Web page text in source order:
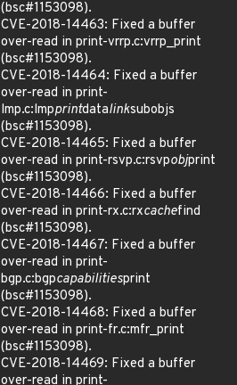
(bsc#1153098).
CVE-2018-14463: Fixed a buffer
over-read in print-vrrp.c:vrrp_print
(bsc#1153098).
CVE-2018-14464: Fixed a buffer
over-read in print-
lmp.c:lmpprintdatalinksubobjs
(bsc#1153098).
CVE-2018-14465: Fixed a buffer
over-read in print-rsvp.c:rsvpobjprint
(bsc#1153098).
CVE-2018-14466: Fixed a buffer
over-read in print-rx.c:rxcachefind
(bsc#1153098).
CVE-2018-14467: Fixed a buffer
over-read in print-
bgp.c:bgpcapabilitiesprint
(bsc#1153098).
CVE-2018-14468: Fixed a buffer
over-read in print-fr.c:mfr_print
(bsc#1153098).
CVE-2018-14469: Fixed a buffer
over-read in print-